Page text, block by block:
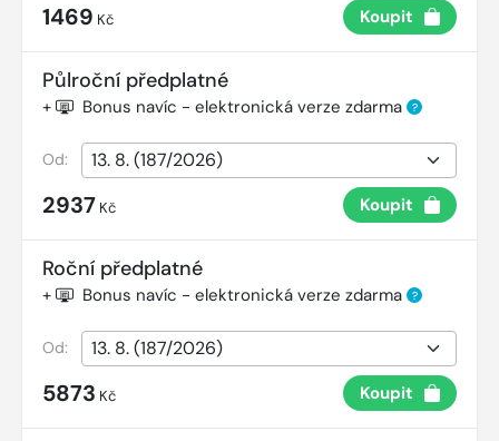
1469 Kč Koupit
Půlroční předplatné
+ Bonus navíc - elektronická verze zdarma ?
Od:
2937 Kč Koupit
Roční předplatné
+ Bonus navíc - elektronická verze zdarma ?
Od:
5873 Kč Koupit